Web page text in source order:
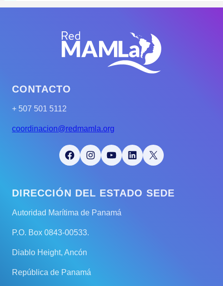
CONTACTO
+ 507 501 5112
coordinacion@redmamla.org
Facebook Instagram YouTube LinkedIn X
DIRECCIÓN DEL ESTADO SEDE
Autoridad Marítima de Panamá
P.O. Box 0843-00533.
Diablo Height, Ancón
República de Panamá